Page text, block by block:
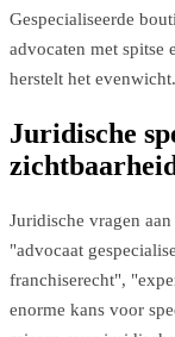
Gespecialiseerde
advocaten met spitse
herstelt het evenwicht.
Juridische
Juridische vragen
"advocaat
franchiserecht",
enorme kans voor